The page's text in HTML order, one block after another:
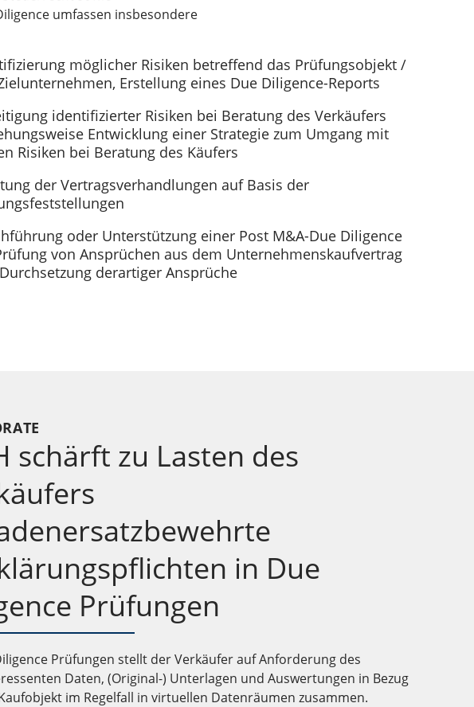
umfassen insbesondere
möglicher Risiken betreffend das Prüfungsobjekt /
Erstellung eines Due Diligence-Reports
identifizierter Risiken bei Beratung des Verkäufers
Entwicklung einer Strategie zum Umgang mit
Risiken bei Beratung des Käufers
der Vertragsverhandlungen auf Basis der
oder Unterstützung einer Post M&A-Due Diligence
von Ansprüchen aus dem Unternehmenskaufvertrag
derartiger Ansprüche
schärft zu Lasten des
in Due
Prüfungen
Prüfungen stellt der Verkäufer auf Anforderung des
Daten, (Original-) Unterlagen und Auswertungen in Bezug
im Regelfall in virtuellen Datenräumen zusammen.